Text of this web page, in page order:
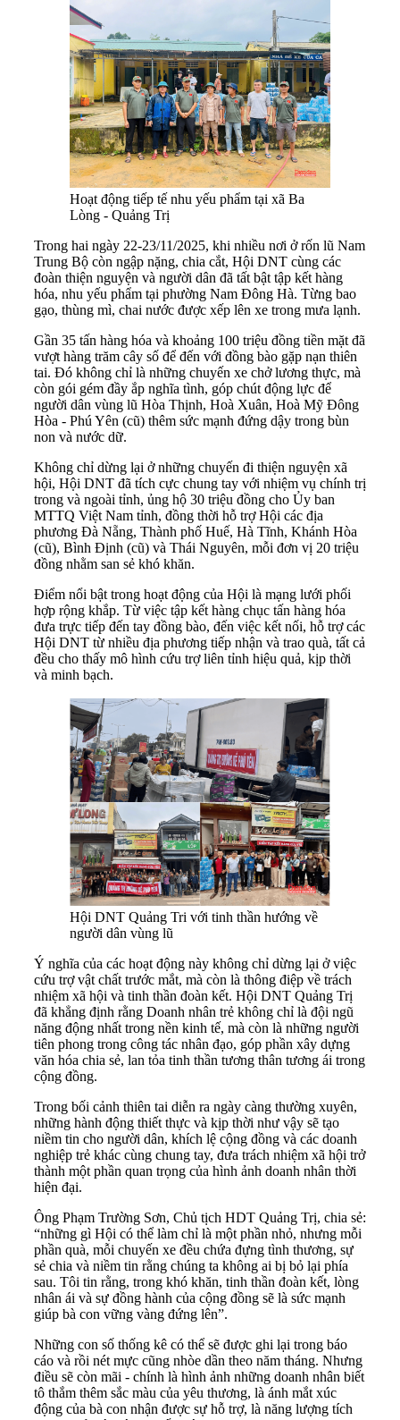
Hoạt động tiếp tế nhu yếu phẩm tại xã Ba
Lòng - Quảng Trị
Trong hai ngày 22-23/11/2025, khi nhiều nơi ở rốn lũ Nam
Trung Bộ còn ngập nặng, chia cắt, Hội DNT cùng các
đoàn thiện nguyện và người dân đã tất bật tập kết hàng
hóa, nhu yếu phẩm tại phường Nam Đông Hà. Từng bao
gạo, thùng mì, chai nước được xếp lên xe trong mưa lạnh.
Gần 35 tấn hàng hóa và khoảng 100 triệu đồng tiền mặt đã
vượt hàng trăm cây số để đến với đồng bào gặp nạn thiên
tai. Đó không chỉ là những chuyến xe chở lương thực, mà
còn gói gém đầy ắp nghĩa tình, góp chút động lực để
người dân vùng lũ Hòa Thịnh, Hoà Xuân, Hoà Mỹ Đông
Hòa - Phú Yên (cũ) thêm sức mạnh đứng dậy trong bùn
non và nước dữ.
Không chỉ dừng lại ở những chuyến đi thiện nguyện xã
hội, Hội DNT đã tích cực chung tay với nhiệm vụ chính trị
trong và ngoài tỉnh, ủng hộ 30 triệu đồng cho Ủy ban
MTTQ Việt Nam tỉnh, đồng thời hỗ trợ Hội các địa
phương Đà Nẵng, Thành phố Huế, Hà Tĩnh, Khánh Hòa
(cũ), Bình Định (cũ) và Thái Nguyên, mỗi đơn vị 20 triệu
đồng nhằm san sẻ khó khăn.
Điểm nổi bật trong hoạt động của Hội là mạng lưới phối
hợp rộng khắp. Từ việc tập kết hàng chục tấn hàng hóa
đưa trực tiếp đến tay đồng bào, đến việc kết nối, hỗ trợ các
Hội DNT từ nhiều địa phương tiếp nhận và trao quà, tất cả
đều cho thấy mô hình cứu trợ liên tỉnh hiệu quả, kịp thời
và minh bạch.
Hội DNT Quảng Tri với tinh thần hướng về
người dân vùng lũ
Ý nghĩa của các hoạt động này không chỉ dừng lại ở việc
cứu trợ vật chất trước mắt, mà còn là thông điệp về trách
nhiệm xã hội và tinh thần đoàn kết. Hội DNT Quảng Trị
đã khẳng định rằng Doanh nhân trẻ không chỉ là đội ngũ
năng động nhất trong nền kinh tế, mà còn là những người
tiên phong trong công tác nhân đạo, góp phần xây dựng
văn hóa chia sẻ, lan tỏa tinh thần tương thân tương ái trong
cộng đồng.
Trong bối cảnh thiên tai diễn ra ngày càng thường xuyên,
những hành động thiết thực và kịp thời như vậy sẽ tạo
niềm tin cho người dân, khích lệ cộng đồng và các doanh
nghiệp trẻ khác cùng chung tay, đưa trách nhiệm xã hội trở
thành một phần quan trọng của hình ảnh doanh nhân thời
hiện đại.
Ông Phạm Trường Sơn, Chủ tịch HDT Quảng Trị, chia sẻ:
“những gì Hội có thể làm chỉ là một phần nhỏ, nhưng mỗi
phần quà, mỗi chuyến xe đều chứa đựng tình thương, sự
sẻ chia và niềm tin rằng chúng ta không ai bị bỏ lại phía
sau. Tôi tin rằng, trong khó khăn, tinh thần đoàn kết, lòng
nhân ái và sự đồng hành của cộng đồng sẽ là sức mạnh
giúp bà con vững vàng đứng lên”.
Những con số thống kê có thể sẽ được ghi lại trong báo
cáo và rồi nét mực cũng nhòe dần theo năm tháng. Nhưng
điều sẽ còn mãi - chính là hình ảnh những doanh nhân biết
tô thắm thêm sắc màu của yêu thương, là ánh mắt xúc
động của bà con nhận được sự hỗ trợ, là năng lượng tích